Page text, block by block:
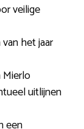
veilige
het jaar
Mierlo
uitlijnen
een